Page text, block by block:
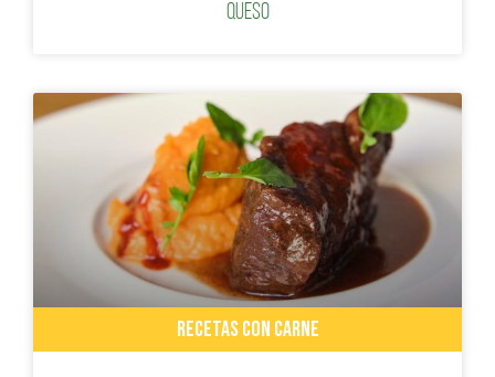
queso
RECETAS CON CARNE